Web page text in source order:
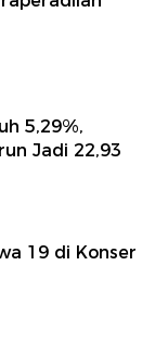
5,29%,
Jadi 22,93
19 di Konser